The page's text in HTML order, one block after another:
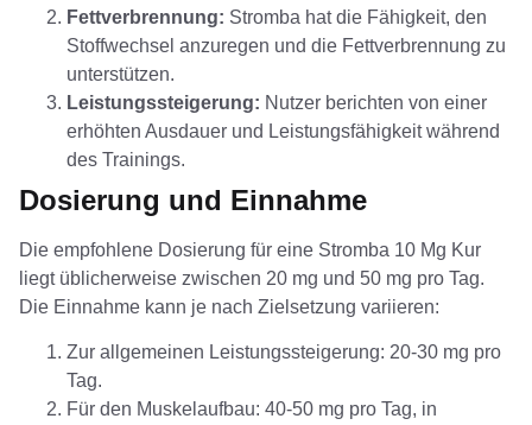
Fettverbrennung: Stromba hat die Fähigkeit, den
Stoffwechsel anzuregen und die Fettverbrennung zu
unterstützen.
Leistungssteigerung: Nutzer berichten von einer
erhöhten Ausdauer und Leistungsfähigkeit während
des Trainings.
Dosierung und Einnahme
Die empfohlene Dosierung für eine Stromba 10 Mg Kur
liegt üblicherweise zwischen 20 mg und 50 mg pro Tag.
Die Einnahme kann je nach Zielsetzung variieren:
Zur allgemeinen Leistungssteigerung: 20-30 mg pro
Tag.
Für den Muskelaufbau: 40-50 mg pro Tag, in